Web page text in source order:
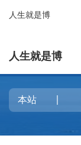
人生就是博
人生就是博